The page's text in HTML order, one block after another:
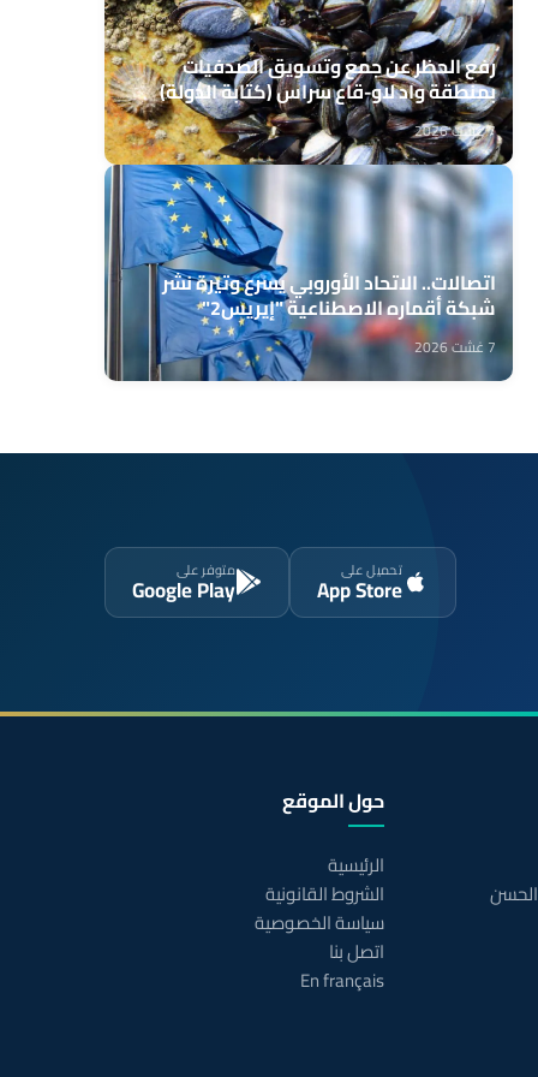
رفع الحظر عن جمع وتسويق الصدفيات
بمنطقة واد لاو-قاع سراس (كتابة الدولة)
7 غشت 2026
اتصالات.. الاتحاد الأوروبي يسرع وتيرة نشر
شبكة أقماره الاصطناعية "إيريس2"
7 غشت 2026
تحميل على
App Store
متوفر على
Google Play
حول الموقع
الرئيسية
الشروط القانونية
سياسة الخصوصية
اتصل بنا
En français